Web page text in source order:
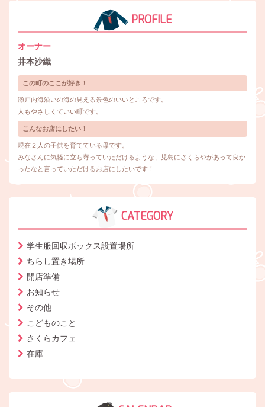
PROFILE
オーナー
井本沙織
この町のここが好き！
瀬戸内海沿いの海の見える景色のいいところです。
人もやさしくていい町です。
こんなお店にしたい！
現在２人の子供を育てている母です。
みなさんに気軽に立ち寄っていただけるような、児島にさくらやがあって良か
ったなと言っていただけるお店にしたいです！
CATEGORY
学生服回収ボックス設置場所
ちらし置き場所
開店準備
お知らせ
その他
こどものこと
さくらカフェ
在庫